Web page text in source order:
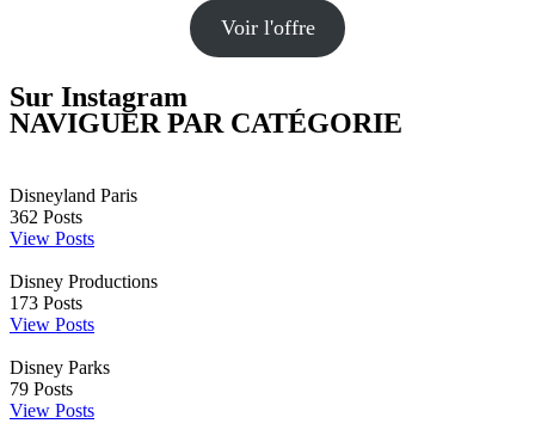
Voir l'offre
Sur Instagram
NAVIGUER PAR CATÉGORIE
Disneyland Paris
362 Posts
View Posts
Disney Productions
173 Posts
View Posts
Disney Parks
79 Posts
View Posts